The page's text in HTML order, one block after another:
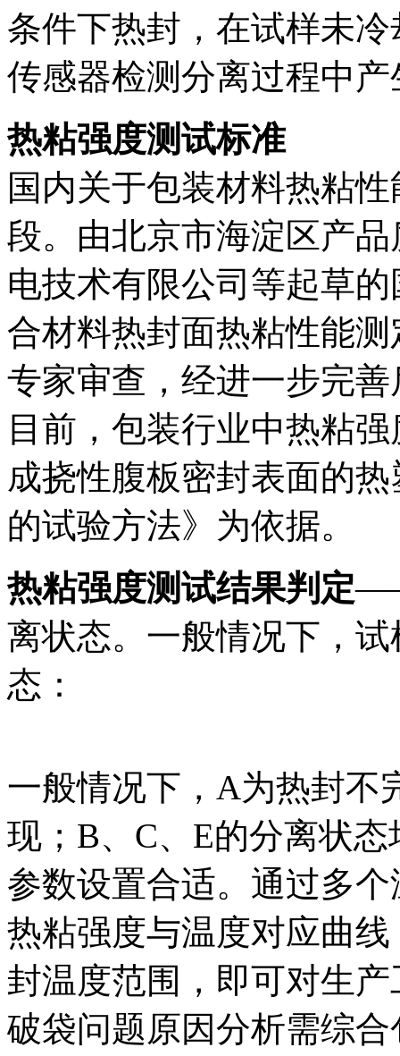
条件下热封，在试样未
传感器检测分离过程中
热粘强度测试标准
国内关于包装材料热粘
段。由北京市海淀区产
电技术有限公司等起草
合材料热封面热粘性能
专家审查，经进一步完
目前，包装行业中热粘
成挠性腹板密封表面的
的试验方法》为依据。
热粘强度测试结果判定
离状态。一般情况下，
态：
一般情况下，A为热封不
现；B、C、E的分离状
参数设置合适。通过多
热粘强度与温度对应曲
封温度范围，即可对生
破袋问题原因分析需综